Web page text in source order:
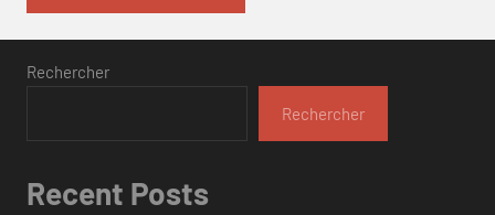
Rechercher
Rechercher
Recent Posts